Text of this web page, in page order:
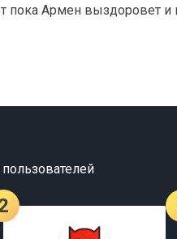
пока Армен выздоровет